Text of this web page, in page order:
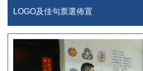
LOGO及佳句票選佈置